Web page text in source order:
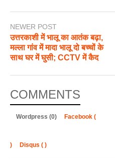
NEWER POST
उत्तरकाशी में भालू का आतंक बढ़ा,
मल्ला गांव में मादा भालू दो बच्चों के
साथ घर में घुसी; CCTV में कैद
COMMENTS
Wordpress (0) Facebook (
) Disqus ( )